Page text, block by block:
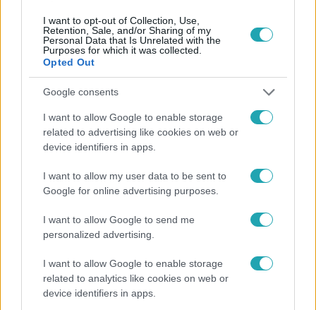
I want to opt-out of Collection, Use,
Retention, Sale, and/or Sharing of my
Personal Data that Is Unrelated with the
Purposes for which it was collected.
Opted Out
Google consents
I want to allow Google to enable storage
related to advertising like cookies on web or
device identifiers in apps.
I want to allow my user data to be sent to
Google for online advertising purposes.
I want to allow Google to send me
personalized advertising.
I want to allow Google to enable storage
related to analytics like cookies on web or
device identifiers in apps.
Népszerű
Bulvár